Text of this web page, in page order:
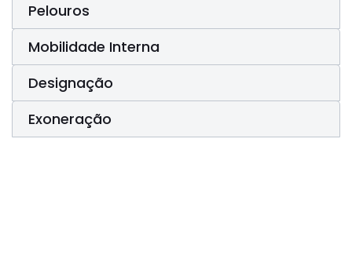
Pelouros
Mobilidade Interna
Designação
Exoneração